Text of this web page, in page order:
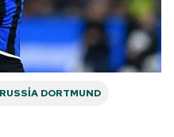
yapılması, amaçlarıyla
kullanılacaktır.
yer alan panel
ilişkin detaylı bilgi
DORTMUND